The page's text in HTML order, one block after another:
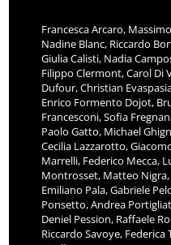
Francesca Arcaro,
Nadine Blanc, Riccardo
Giulia Calisti, Nadia
Filippo Clermont, Carol Di
Dufour, Christian
Enrico Formento Dojot,
Francesconi, Sofia
Paolo Gatto, Michael
Cecilia Lazzarotto,
Marrelli, Federico Mecca,
Montrosset, Matteo
Emiliano Pala, Gabriele
Ponsetto, Andrea
Deniel Pession, Raffaele
Riccardo Savoye, Federica